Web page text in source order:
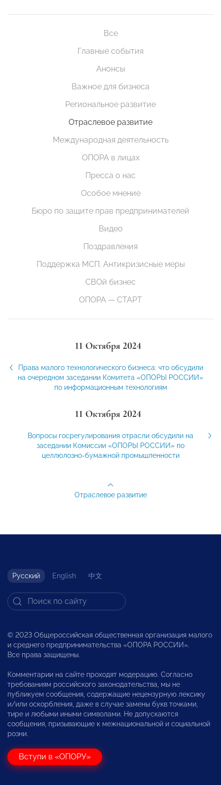
Все
Главные события
Анонсы
Важное для бизнеса
Региональное развитие
Отраслевое развитие
Международная деятельность
ОПОРА в лицах
Пресса о нас
Особое мнение
Бюро по защите прав предпринимателей
Видео
Поздравления
Поддержка МСП. Антикризисные меры
СВОй бизнес
ОПОРА — СТАРТ
11 Октября 2024
Права малого технологического бизнеса: что обсудили
на очередном заседании Комитета «ОПОРЫ РОССИИ»
по информационным технологиям
11 Октября 2024
Вопросы госрегулирования отрасли обсудили на
заседании Комиссии «ОПОРЫ РОССИИ» по
целлюлозно-бумажной промышленности
Отраслевое развитие
Русский English 中文
© 2023 Общероссийская общественная организация малого
и среднего предпринимательства «ОПОРА РОССИИ».
Все права защищены.
Комментарии на сайте проходят модерацию. Согласно
требованиям российского законодательства, мы не
публикуем сообщения, содержащие нецензурную лексику
и/или оскорбления, даже в случае замены букв точками,
тире и любыми иными символами. Не допускаются
сообщения, призывающие к межнациональной и социальной
розни.
Вступи в «ОПОРУ»